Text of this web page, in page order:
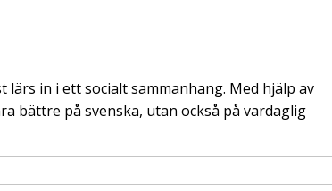
in i ett socialt sammanhang. Med hjälp av
bättre på svenska, utan också på vardaglig